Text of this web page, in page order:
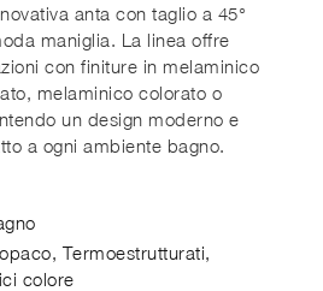
anta con taglio a 45°
maniglia. La linea offre
con finiture in melaminico
melaminico colorato o
un design moderno e
a ogni ambiente bagno.
Termoestrutturati,
colore